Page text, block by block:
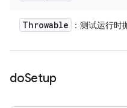
Throwable ：测试运行时
doSetup